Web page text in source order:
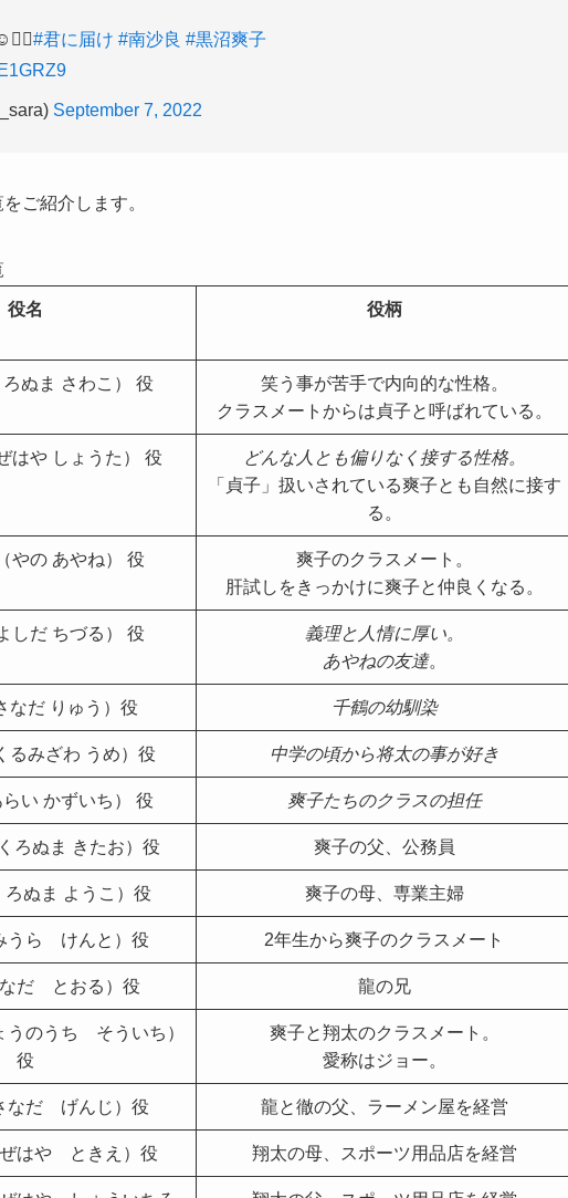
#君に届け #南沙良 #黒沼爽子
September 7, 2022
ご紹介します。
役名 役柄
ぬま さわこ） 役
笑う事が苦手で内向的な性格。
クラスメートからは貞子と呼ばれている。
はや しょうた） 役
どんな人とも偏りなく接する性格。
「貞子」扱いされている爽子とも自然に接す
る。
やの あやね） 役
爽子のクラスメート。
肝試しをきっかけに爽子と仲良くなる。
しだ ちづる） 役
義理と人情に厚い。
あやねの友達。
なだ りゅう）役 千鶴の幼馴染
るみざわ うめ）役 中学の頃から将太の事が好き
い かずいち） 役 爽子たちのクラスの担任
ろぬま きたお）役 爽子の父、公務員
ぬま ようこ）役 爽子の母、専業主婦
うら けんと）役 2年生から爽子のクラスメート
だ とおる）役 龍の兄
うのうち そういち）
役
爽子と翔太のクラスメート。
愛称はジョー。
なだ げんじ）役 龍と徹の父、ラーメン屋を経営
はや ときえ）役 翔太の母、スポーツ用品店を経営